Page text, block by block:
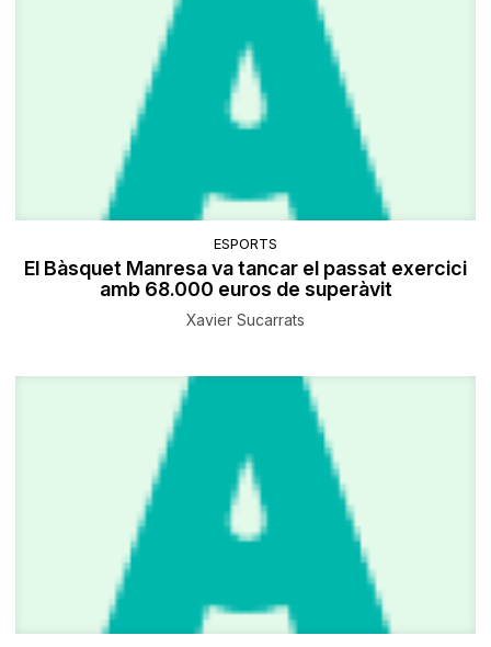
ESPORTS
El Bàsquet Manresa va tancar el passat exercici
amb 68.000 euros de superàvit
Xavier Sucarrats